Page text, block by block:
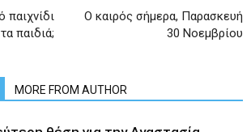
παιχνίδι
παιδιά;
Ο καιρός σήμερα, Παρασκευή
30 Νοεμβρίου
MORE FROM AUTHOR